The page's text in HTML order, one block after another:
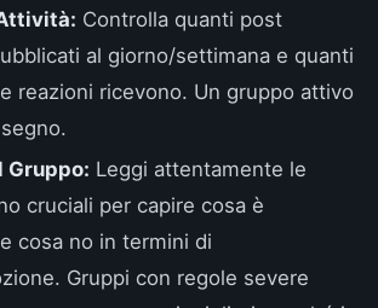
Controlla quanti post
al giorno/settimana e quanti
reazioni ricevono. Un gruppo attivo
Gruppo: Leggi attentamente le
cruciali per capire cosa è
cosa no in termini di
Gruppi con regole severe